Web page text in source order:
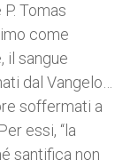
Tomas
come
il sangue
dal Vangelo…
soffermati a
essi, “la
santifica non